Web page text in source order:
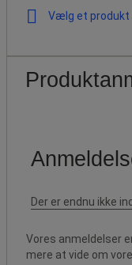
Vælg et
Vores anmeldelser
mere at vide om